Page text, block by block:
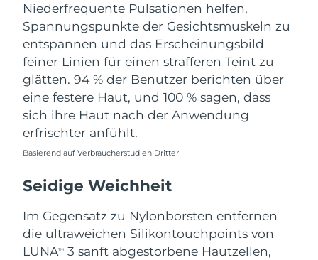
Niederfrequente Pulsationen helfen,
Spannungspunkte der Gesichtsmuskeln zu
entspannen und das Erscheinungsbild
feiner Linien für einen strafferen Teint zu
glätten. 94 % der Benutzer berichten über
eine festere Haut, und 100 % sagen, dass
sich ihre Haut nach der Anwendung
erfrischter anfühlt.
Basierend auf Verbraucherstudien Dritter
Seidige Weichheit
Im Gegensatz zu Nylonborsten entfernen
die ultraweichen Silikontouchpoints von
LUNATM
3 sanft abgestorbene Hautzellen,
Vereinigte Arabische
Emirate
Erwartete Lieferung8/12/26
Vereinigtes
Königreich
Erwartete Lieferung8/11/26
Vereinigte Staaten Erwartete Lieferung
Vietnam